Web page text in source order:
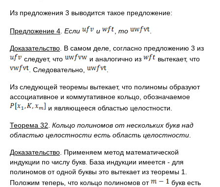
Из предложения 3 выводится такое предложение:
Предложение 4 Если и то
Доказательство . В самом деле, согласно предложению 3 из
следует, что
и аналогично из
вытекает, что
. Следовательно,
Из следующей теоремы вытекает, что полиномы образуют
ассоциативное и коммутативное кольцо, обозначаемое
и являющееся областью целостности.
Теорема 32 Кольцо полиномов от нескольких букв над
областью целостности есть область целостности
Доказательство . Применяем метод математической
индукции по числу букв. База индукции имеется - для
полиномов от одной буквы это вытекает из теоремы 1.
Положим теперь, что кольцо полиномов от
букв есть